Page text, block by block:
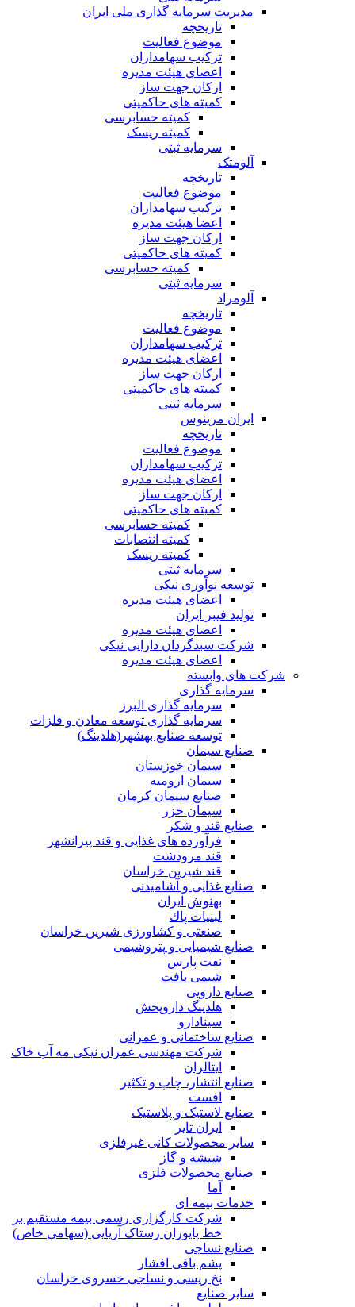
مدیریت سرمایه گذاری ملی ایران
تاریخچه
موضوع فعالیت
ترکیب سهامداران
اعضای هیئت مدیره
ارکان جهت ساز
کمیته های حاکمیتی
کمیته حسابرسی
کمیته ریسک
سرمایه ثبتی
آلومتک
تاریخچه
موضوع فعالیت
ترکیب سهامداران
اعضا هیئت مدیره
ارکان جهت ساز
کمیته های حاکمیتی
کمیته حسابرسی
سرمایه ثبتی
آلومراد
تاریخچه
موضوع فعالیت
ترکیب سهامداران
اعضای هیئت مدیره
ارکان جهت ساز
کمیته های حاکمیتی
سرمایه ثبتی
ایران مرینوس
تاریخچه
موضوع فعالیت
ترکیب سهامداران
اعضای هیئت مدیره
ارکان جهت ساز
کمیته های حاکمیتی
کمیته حسابرسی
کمیته انتصابات
کمیته ریسک
سرمایه ثبتی
توسعه نوآوری نیکی
اعضای هیئت مدیره
تولید فیبر ایران
اعضای هیئت مدیره
شرکت سبدگردان دارایی نیکی
اعضای هیئت مدیره
شرکت های وابسته
سرمایه گذاری
سرمایه گذاری البرز
سرمایه گذاری توسعه معادن و فلزات
توسعه‌ صنایع‌ بهشهر(هلدینگ)
صنایع سیمان
سیمان خوزستان
سیمان ارومیه
صنایع سیمان کرمان
سیمان خزر
صنایع قند و شکر
فرآورده های غذایی و قند پیرانشهر
قند مرودشت
قند شیرین خراسان
صنایع غذايی و آشاميدنی
بهنوش ایران
لبنيات پاك
صنعتی و کشاورزی شیرین خراسان
صنایع شیمیایی و پتروشیمی
نفت پارس
شیمی بافت
صنایع دارویی
هلدینگ داروپخش
سینادارو
صنایع ساختمانی و عمرانی
شرکت مهندسی عمران نیکی مه آب خاک
ایتالران
صنایع انتشار، چاپ و تکثير
افست
صنایع لاستیک و پلاستیک
ایران تایر
ساير محصولات كانی غيرفلزی
شیشه و گاز
صنایع محصولات فلزی
آما
خدمات بیمه ای
شرکت کارگزاری رسمی بیمه مستقیم بر
خط پایوران رستاک آریایی (سهامی خاص)
صنایع نساجی
پشم بافی افشار
نخ ریسی و نساجی خسروی خراسان
سایر صنایع